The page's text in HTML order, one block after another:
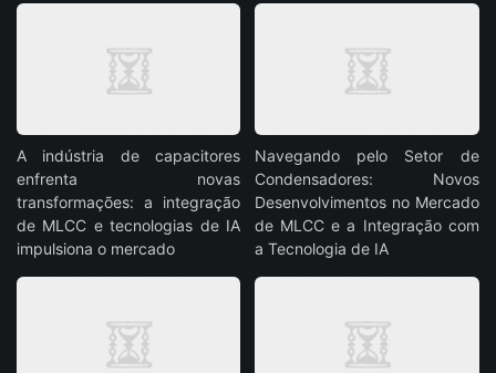
A indústria de capacitores
enfrenta novas
transformações: a integração
de MLCC e tecnologias de IA
impulsiona o mercado
Navegando pelo Setor de
Condensadores: Novos
Desenvolvimentos no Mercado
de MLCC e a Integração com
a Tecnologia de IA